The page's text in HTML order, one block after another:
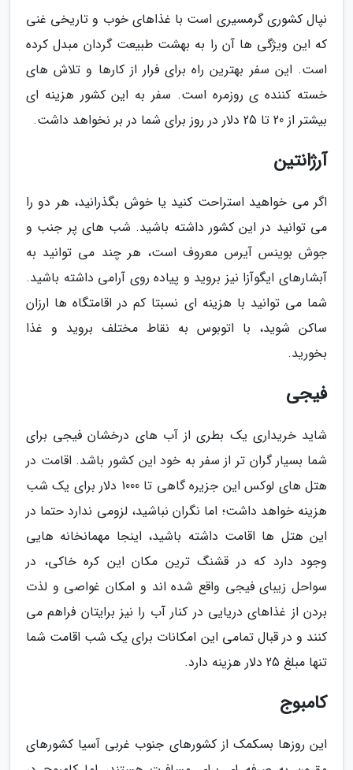
نپال کشوری گرمسیری است با غذاهای خوب و تاریخی غنی
که این ویژگی­ ها آن را به بهشت طبیعت ­گردان مبدل کرده
است. این سفر بهترین راه برای فرار از کارها و تلاش ­های
خسته کننده ­ی روزمره است. سفر به این کشور هزینه ­ای
بیشتر از 20 تا 25 دلار در روز برای شما در بر نخواهد داشت.
آرژانتین
اگر می­ خواهید استراحت کنید یا خوش بگذرانید، هر دو را
می­ توانید در این کشور داشته باشید. شب­ های پر جنب و
جوش بوینس­ آیرس معروف است، هر چند می­ توانید به
آبشارهای ایگوآزا نیز بروید و پیاده­ روی آرامی داشته باشید.
شما می ­توانید با هزینه­ ای نسبتا کم در اقامتگاه­ ها ارزان
ساکن شوید، با اتوبوس به نقاط مختلف بروید و غذا
بخورید.
فیجی
شاید خریداری یک بطری از آب های درخشان فیجی برای
شما بسیار گران تر از سفر به خود این کشور باشد. اقامت در
هتل های لوکس این جزیره گاهی تا 1000 دلار برای یک شب
هزینه خواهد داشت؛ اما نگران نباشید، لزومی ندارد حتما در
این هتل ها اقامت داشته باشید، اینجا مهمانخانه هایی
وجود دارد که در قشنگ ترین مکان این کره­ خاکی، در
سواحل زیبای فیجی واقع شده اند و امکان غواصی و لذت
بردن از غذاهای دریایی در کنار آب را نیز برایتان فراهم می
کنند و در قبال تمامی این امکانات برای یک شب اقامت شما
تنها مبلغ 25 دلار هزینه دارد.
کامبوج
این روزها بسکمک از کشورهای جنوب غربی آسیا کشورهای